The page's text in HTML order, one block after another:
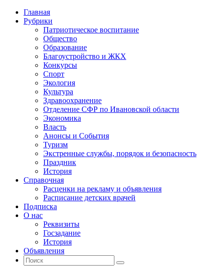
Главная
Рубрики
Патриотическое воспитание
Общество
Образование
Благоустройство и ЖКХ
Конкурсы
Спорт
Экология
Культура
Здравоохранение
Отделение СФР по Ивановской области
Экономика
Власть
Анонсы и События
Туризм
Экстренные службы, порядок и безопасность
Праздник
История
Справочная
Расценки на рекламу и объявления
Расписание детских врачей
Подписка
О нас
Реквизиты
Госзадание
История
Объявления
Поиск
Искать:
Поиск